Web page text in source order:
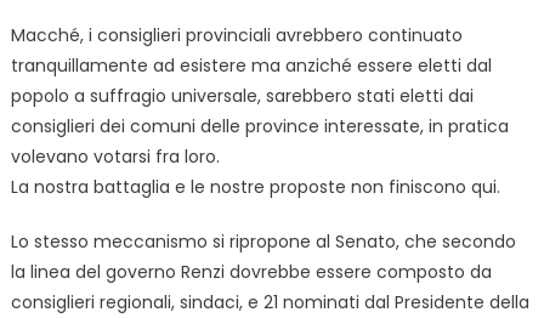
Macché, i consiglieri provinciali avrebbero continuato
tranquillamente ad esistere ma anziché essere eletti dal
popolo a suffragio universale, sarebbero stati eletti dai
consiglieri dei comuni delle province interessate, in pratica
volevano votarsi fra loro.
La nostra battaglia e le nostre proposte non finiscono qui.
Lo stesso meccanismo si ripropone al Senato, che secondo
la linea del governo Renzi dovrebbe essere composto da
consiglieri regionali, sindaci, e 21 nominati dal Presidente della